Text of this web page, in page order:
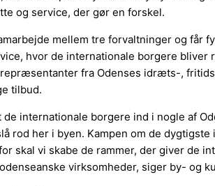
og service, der gør en forskel.
mellem tre forvaltninger og får
hvor de internationale borgere bliver
fra Odenses idræts-,
tilbud.
internationale borgere ind i nogle af
rod her i byen. Kampen om de
skal vi skabe de rammer, der giver de
virksomheder, siger by- og